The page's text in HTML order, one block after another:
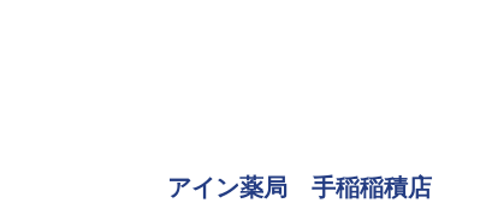
アイン薬局 手稲稲積店